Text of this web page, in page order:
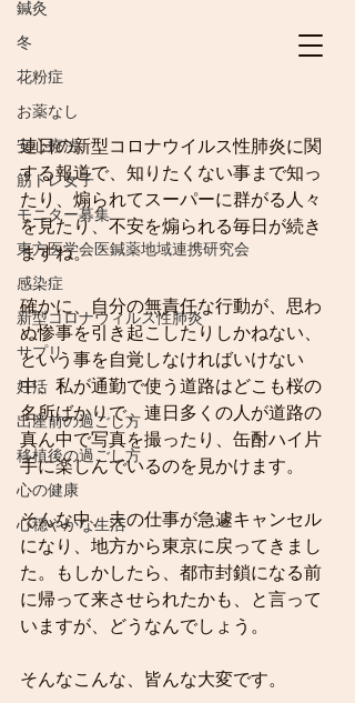
鍼灸
冬
花粉症
お薬なし
安心療法
筋トレ女子
モニター募集
東方医学会医鍼薬地域連携研究会
感染症
新型コロナウィルス性肺炎
サプリ
妊活
出産前の過ごし方
移植後の過ごし方
心の健康
心穏やかな生活
連日の新型コロナウイルス性肺炎に関
する報道で、知りたくない事まで知っ
たり、煽られてスーパーに群がる人々
を見たり、不安を煽られる毎日が続き
ますね。
確かに、自分の無責任な行動が、思わ
ぬ惨事を引き起こしたりしかねない、
という事を自覚しなければいけない
中、私が通勤で使う道路はどこも桜の
名所ばかりで、連日多くの人が道路の
真ん中で写真を撮ったり、缶酎ハイ片
手に楽しんでいるのを見かけます。
そんな中、夫の仕事が急遽キャンセル
になり、地方から東京に戻ってきまし
た。もしかしたら、都市封鎖になる前
に帰って来させられたかも、と言って
いますが、どうなんでしょう。
そんなこんな、皆んな大変です。